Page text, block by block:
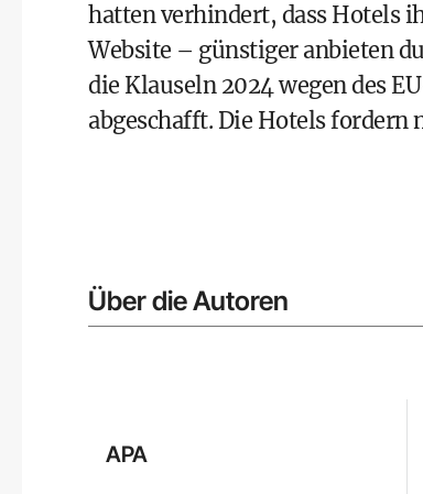
hatten verhindert, dass Hotels
Website – günstiger anbieten
die Klauseln 2024 wegen des
abgeschafft. Die Hotels fordern
Über die Autoren
APA